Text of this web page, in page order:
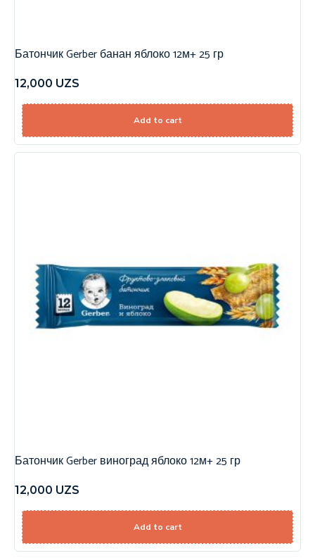
Батончик Gerber банан яблоко 12м+ 25 гр
12,000 UZS
Add to cart
Батончик Gerber виноград яблоко 12м+ 25 гр
12,000 UZS
Add to cart